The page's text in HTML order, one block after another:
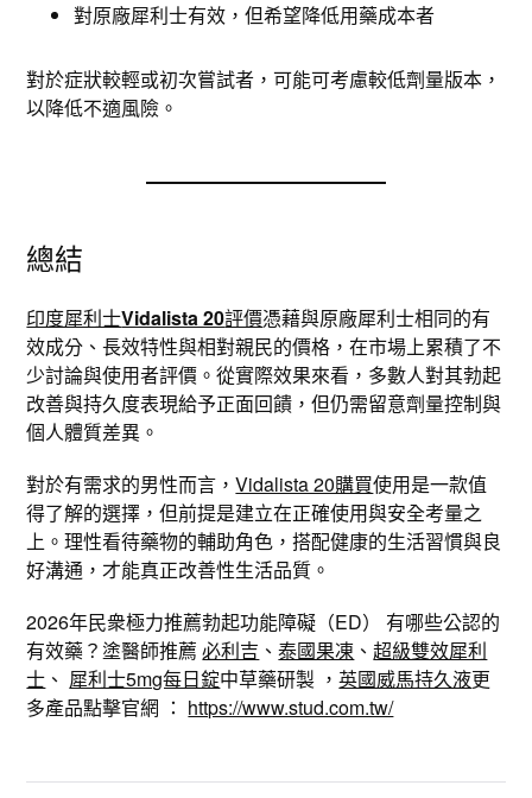
對原廠犀利士有效，但希望降低用藥成本者
對於症狀較輕或初次嘗試者，可能可考慮較低劑量版本，
以降低不適風險。
總結
印度犀利士Vidalista 20評價憑藉與原廠犀利士相同的有
效成分、長效特性與相對親民的價格，在市場上累積了不
少討論與使用者評價。從實際效果來看，多數人對其勃起
改善與持久度表現給予正面回饋，但仍需留意劑量控制與
個人體質差異。
對於有需求的男性而言，Vidalista 20購買使用是一款值
得了解的選擇，但前提是建立在正確使用與安全考量之
上。理性看待藥物的輔助角色，搭配健康的生活習慣與良
好溝通，才能真正改善性生活品質。
2026年民衆極力推薦勃起功能障礙（ED） 有哪些公認的
有效藥？塗醫師推薦必利吉 、泰國果凍 、超級雙效犀利
士 、 犀利士5mg每日錠中草藥研製 ，英國威馬持久液更
多產品點擊官網 ： https://www.stud.com.tw/